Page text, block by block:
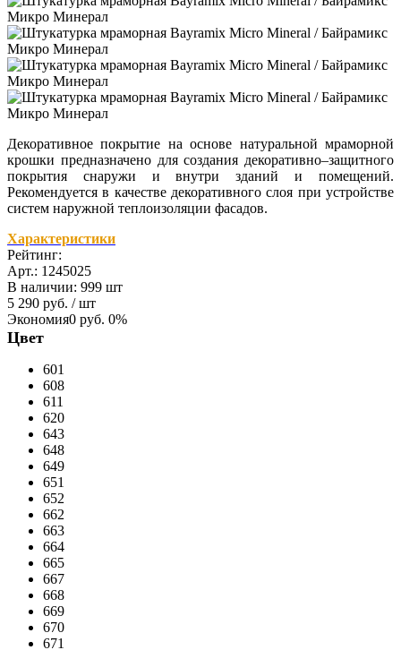
Декоративное покрытие на основе натуральной мраморной
крошки предназначено для создания декоративно–защитного
покрытия снаружи и внутри зданий и помещений.
Рекомендуется в качестве декоративного слоя при устройстве
систем наружной теплоизоляции фасадов.
Характеристики
Рейтинг:
Арт.: 1245025
В наличии: 999 шт
5 290 руб. / шт
Экономия0 руб. 0%
Цвет
601
608
611
620
643
648
649
651
652
662
663
664
665
667
668
669
670
671